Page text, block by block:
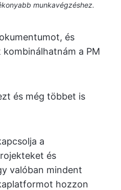
munkavégzéshez.
és
a PM
és még többet is
a
és
valóban mindent
hozzon